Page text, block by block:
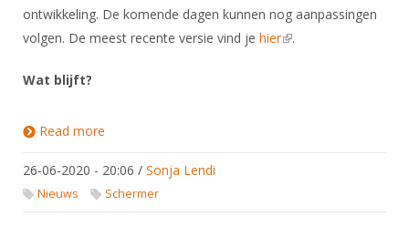
ontwikkeling. De komende dagen kunnen nog aanpassingen
volgen. De meest recente versie vind je hier(link is external)
.
Wat blijft?
Read more
26-06-2020 - 20:06 / Sonja Lendi
Nieuws Schermer